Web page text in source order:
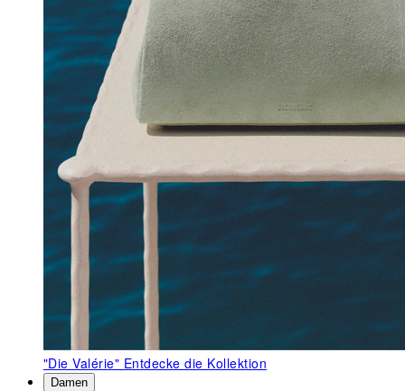
"Die Valérie" Entdecke die Kollektion
Damen